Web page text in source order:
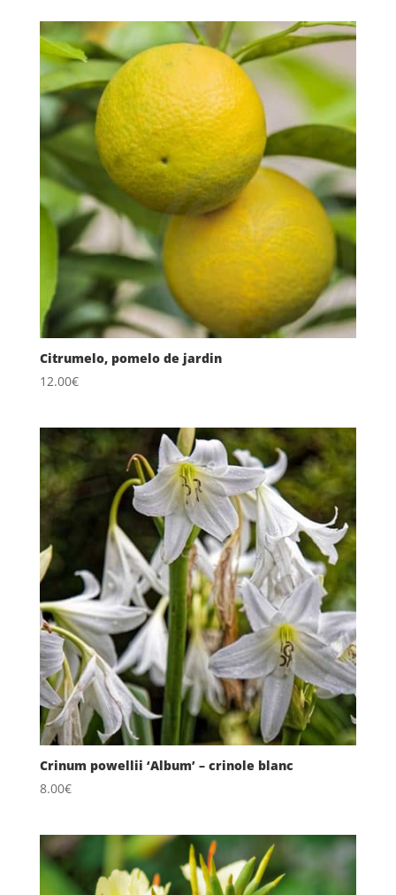
Citrumelo, pomelo de jardin
12.00€
Crinum powellii ‘Album’ – crinole blanc
8.00€